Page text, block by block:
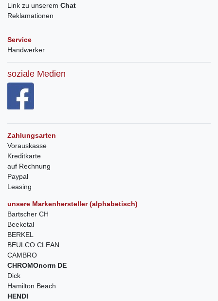
Link zu unserem Chat
Reklamationen
Service
Handwerker
soziale Medien
Zahlungsarten
Vorauskasse
Kreditkarte
auf Rechnung
Paypal
Leasing
unsere Markenhersteller (alphabetisch)
Bartscher CH
Beeketal
BERKEL
BEULCO CLEAN
CAMBRO
CHROMOnorm DE
Dick
Hamilton Beach
HENDI